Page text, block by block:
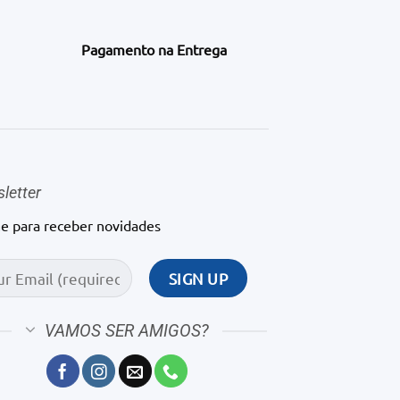
Pagamento na Entrega
para receber novidades
VAMOS SER AMIGOS?